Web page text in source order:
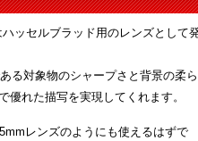
ッセルブラッド用のレンズとして
る対象物のシャープさと背景の柔ら
優れた描写を実現してくれます。
レンズのようにも使えるはずで